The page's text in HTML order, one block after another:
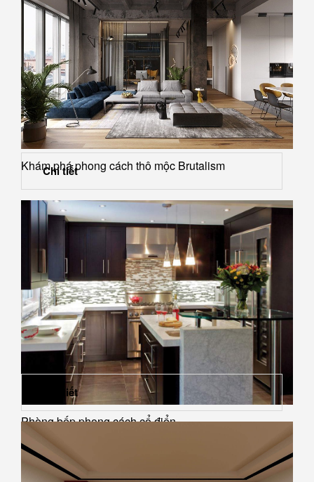
Khám phá phong cách thô mộc Brutalism
Chi tiết
Phòng bếp phong cách cổ điển
Chi tiết